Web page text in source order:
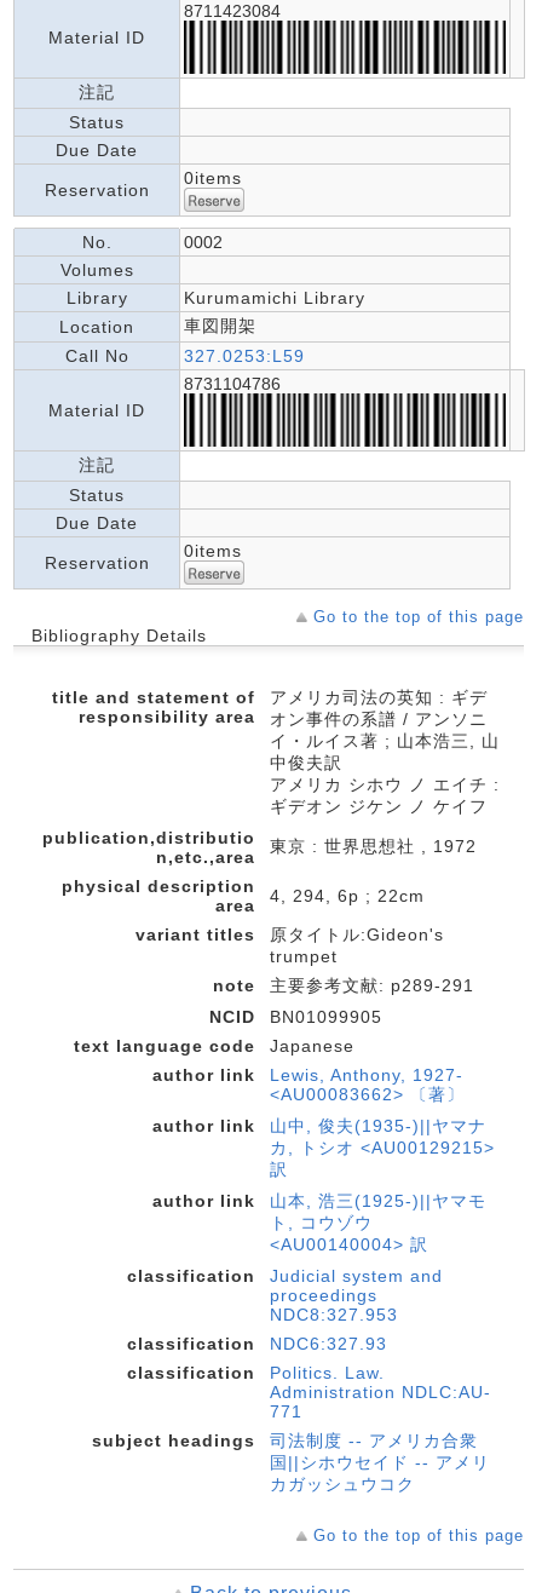
Material ID
8711423084
注記
Status
Due Date
Reservation
0items
No.
0002
Volumes
Library
Kurumamichi Library
Location
車図開架
Call No
327.0253:L59
Material ID
8731104786
注記
Status
Due Date
Reservation
0items
Go to the top of this page
Bibliography Details
title and statement of
responsibility area
アメリカ司法の英知 : ギデ
オン事件の系譜 / アンソニ
イ・ルイス著 ; 山本浩三, 山
中俊夫訳
アメリカ シホウ ノ エイチ :
ギデオン ジケン ノ ケイフ
publication,distributio
n,etc.,area
東京 : 世界思想社 , 1972
physical description
area
4, 294, 6p ; 22cm
variant titles
原タイトル:Gideon's
trumpet
note
主要参考文献: p289-291
NCID
BN01099905
text language code
Japanese
author link
Lewis, Anthony, 1927-
<AU00083662> 〔著〕
author link
山中, 俊夫(1935-)||ヤマナ
カ, トシオ <AU00129215>
訳
author link
山本, 浩三(1925-)||ヤマモ
ト, コウゾウ
<AU00140004> 訳
classification
Judicial system and
proceedings
NDC8:327.953
classification
NDC6:327.93
classification
Politics. Law.
Administration NDLC:AU-
771
subject headings
司法制度 -- アメリカ合衆
国||シホウセイド -- アメリ
カガッシュウコク
Go to the top of this page